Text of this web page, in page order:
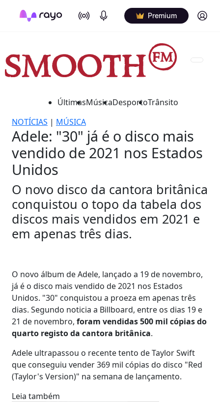
On Air Podcasts Premium Log in
ÚltimasMúsicaDesportoTrânsito
NOTÍCIAS | MÚSICA
Adele: "30" já é o disco mais
vendido de 2021 nos Estados
Unidos
O novo disco da cantora britânica
conquistou o topo da tabela dos
discos mais vendidos em 2021 e
em apenas três dias.
O novo álbum de Adele, lançado a 19 de novembro,
já é o disco mais vendido de 2021 nos Estados
Unidos. "30" conquistou a proeza em apenas três
dias. Segundo noticia a Billboard, entre os dias 19 e
21 de novembro, foram vendidas 500 mil cópias do
quarto registo da cantora britânica.
Adele ultrapassou o recente tento de Taylor Swift
que conseguiu vender 369 mil cópias do disco "Red
(Taylor's Version)" na semana de lançamento.
Leia também